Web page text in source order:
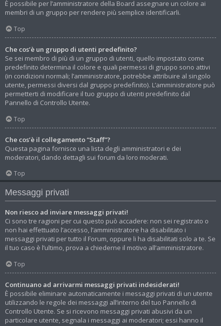
È possibile per l’amministratore della Board assegnare un colore ai
membri di un gruppo per rendere più semplice identificarli.
Top
Che cos’è un gruppo di utenti predefinito?
Se sei membro di più di un gruppo di utenti, quello impostato come
predefinito determina il colore e quali permessi di gruppo sono attivi
(in condizioni normali; l’amministratore, potrebbe attribuire al singolo
utente, permessi diversi dal gruppo predefinito). L’amministratore può
permetterti di modificare il tuo gruppo di utenti predefinito dal
Pannello di Controllo Utente.
Top
Che cos’è il collegamento “Staff”?
Questa pagina fornisce una lista degli amministratori e dei
moderatori, dando dettagli sui forum da loro moderati.
Top
Messaggi privati
Non riesco ad inviare messaggi privati!
Ci sono tre ragioni per cui questo può accadere: non sei registrato o
non hai effettuato l’accesso, l’amministratore ha disabilitato i
messaggi privati per tutto il Forum, oppure li ha disabilitati solo a te. Se
il tuo caso è l’ultimo, prova a chiederne il motivo all’amministratore.
Top
Continuano ad arrivarmi messaggi privati indesiderati!
È possibile eliminare automaticamente i messaggi privati ​​di un utente
utilizzando le regole dei messaggi all’interno del tuo Pannello di
Controllo Utente. Se si ricevono messaggi privati ​​abusivi da un
particolare utente, segnala i messaggi ai moderatori; essi hanno il